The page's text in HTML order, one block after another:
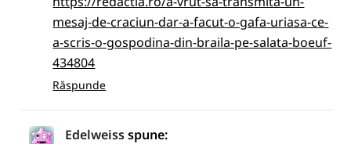
mesaj-de-craciun-dar-a-facut-o-gafa-uriasa-ce-
a-scris-o-gospodina-din-braila-pe-salata-boeuf-
434804
Răspunde
Edelweiss spune: